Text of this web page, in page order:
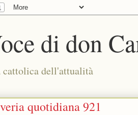
di don
cattolica dell'attualità
quotidiana 921